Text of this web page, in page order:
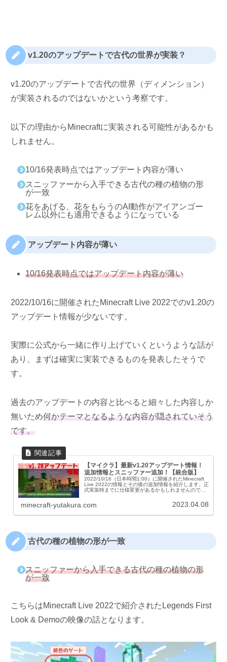
v1.20のアップデートで古代の世界が実装？
v1.20のアップデートで古代の世界（ディメンション）
が実装されるのではないかという考察です。
以下の理由からMinecraftに実装される可能性があるかも
しれません。
10/16発表時点ではアップデート内容が薄い
スニッファーから入手できる古代の種の植物の形
が一致
花をあげる、花をもらうのAI動作がアイアンゴー
レム以外にも適用できるようになっている
アップデート内容が薄い
10/16発表時点ではアップデート内容が薄い
2022/10/16に開催されたMinecraft Live 2022でのv1.20の
アップデート情報が少ないです。
実際に公式から一緒に作り上げていくというような話が
あり、まずは確実に実装できるものを発表したそうで
す。
過去のアップデートの内容と比べると細々した内容しか
無いため何かテーマとなるような内容が隠されていそう
です。
【マイクラ】最新v1.20アップデート情報！
追加情報とスニッファー追加！【統合版】
2022/10/16（日本時間1:00）に開催されたMinecraft
Live 2022の情報とその後の追加情報を紹介します。正
式実装時までに仕様変更があるかもしれませんのでご
minecraft-yutakura.com 2023.04.08
古代の種の植物の形が一致
スニッファーから入手できる古代の種の植物の形
が一致
こちらはMinecraft Live 2022で紹介されたLegends First
Look & Demoの映像の話となります。